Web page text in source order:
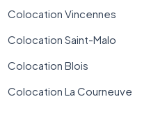
Colocation Vincennes
Colocation Saint-Malo
Colocation Blois
Colocation La Courneuve